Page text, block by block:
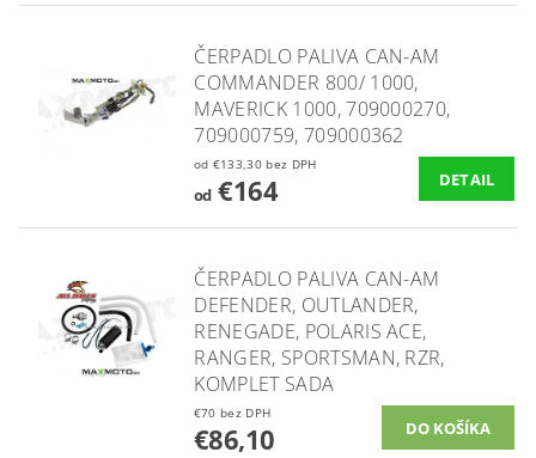
ČERPADLO PALIVA CAN-AM
COMMANDER 800/ 1000,
MAVERICK 1000, 709000270,
709000759, 709000362
od €133,30 bez DPH
od€164 DETAIL
ČERPADLO PALIVA CAN-AM
DEFENDER, OUTLANDER,
RENEGADE, POLARIS ACE,
RANGER, SPORTSMAN, RZR,
KOMPLET SADA
€70 bez DPH
€86,10